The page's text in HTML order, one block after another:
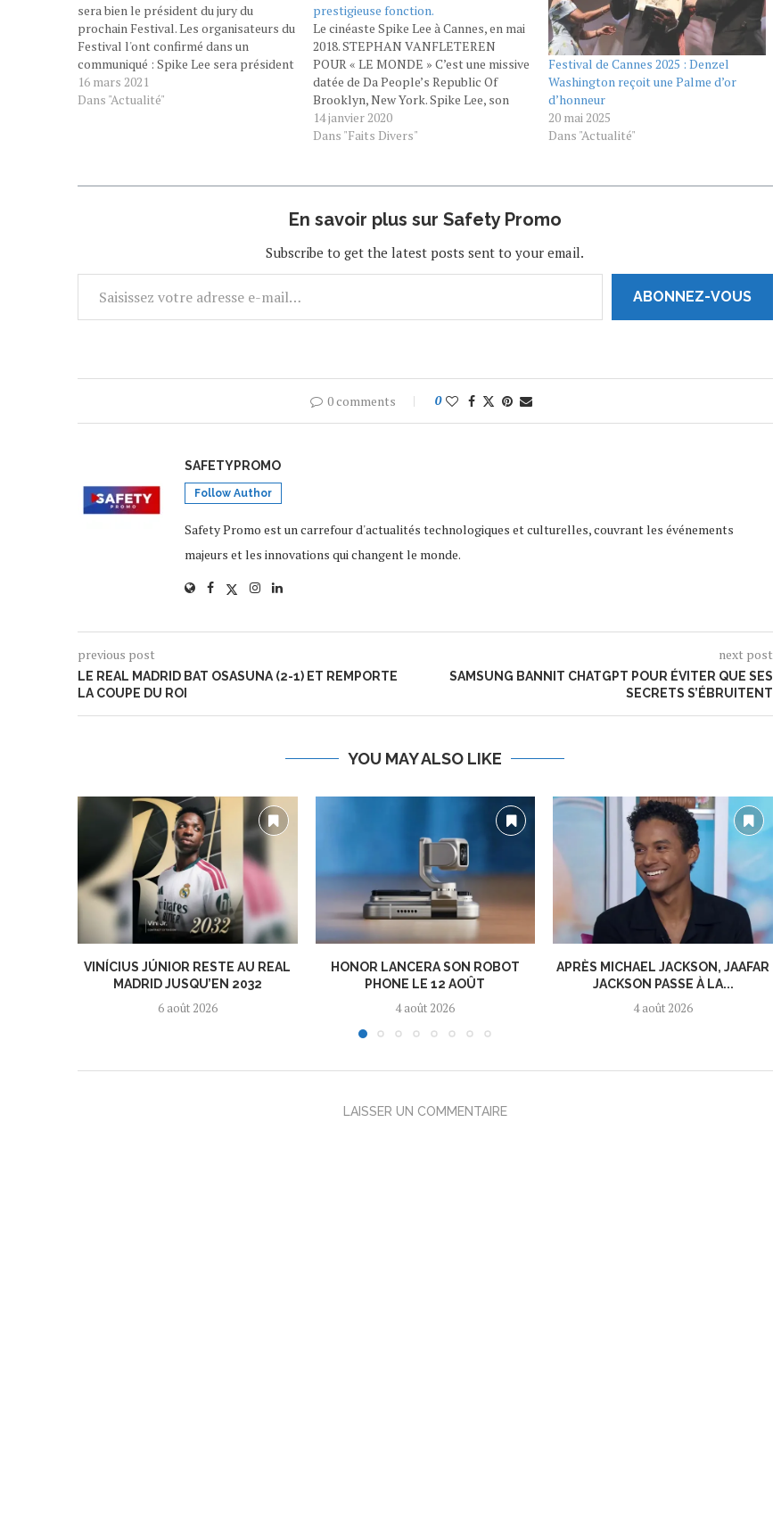
sera bien le président du jury du
prochain Festival. Les organisateurs du
Festival l'ont confirmé dans un
communiqué : Spike Lee sera président
du jury de Cannes 2011, qui doit avoir
lieu du 6 au 17 juillet. Il succèdera au
16 mars 2021
Dans "Actualité"
prestigieuse fonction.
Le cinéaste Spike Lee à Cannes, en mai
2018. STEPHAN VANFLETEREN
POUR « LE MONDE » C’est une missive
datée de Da People’s Republic Of
Brooklyn, New York. Spike Lee, son
auteur, y dit le choc, le bonheur, la
surprise et la fierté qu’a provoqués
14 janvier 2020
Dans "Faits Divers"
Festival de Cannes 2025 : Denzel
Washington reçoit une Palme d’or
d’honneur
20 mai 2025
Dans "Actualité"
En savoir plus sur Safety Promo
Subscribe to get the latest posts sent to your email.
ABONNEZ-VOUS
0 comments 0
SAFETYPROMO
Follow Author
Safety Promo est un carrefour d'actualités technologiques et culturelles, couvrant les événements
majeurs et les innovations qui changent le monde.
previous post
LE REAL MADRID BAT OSASUNA (2-1) ET REMPORTE
LA COUPE DU ROI
next post
SAMSUNG BANNIT CHATGPT POUR ÉVITER QUE SES
SECRETS S’ÉBRUITENT
YOU MAY ALSO LIKE
VINÍCIUS JÚNIOR RESTE AU REAL
MADRID JUSQU’EN 2032
6 août 2026
HONOR LANCERA SON ROBOT
PHONE LE 12 AOÛT
4 août 2026
APRÈS MICHAEL JACKSON, JAAFAR
JACKSON PASSE À LA...
4 août 2026
LAISSER UN COMMENTAIRE